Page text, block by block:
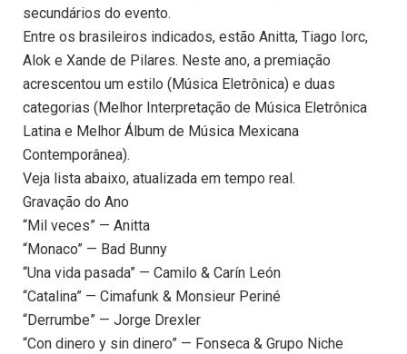
secundários do evento.
Entre os brasileiros indicados, estão Anitta, Tiago Iorc,
Alok e Xande de Pilares. Neste ano, a premiação
acrescentou um estilo (Música Eletrônica) e duas
categorias (Melhor Interpretação de Música Eletrônica
Latina e Melhor Álbum de Música Mexicana
Contemporânea).
Veja lista abaixo, atualizada em tempo real.
Gravação do Ano
“Mil veces” — Anitta
“Monaco” — Bad Bunny
“Una vida pasada” — Camilo & Carín León
“Catalina” — Cimafunk & Monsieur Periné
“Derrumbe” — Jorge Drexler
“Con dinero y sin dinero” — Fonseca & Grupo Niche